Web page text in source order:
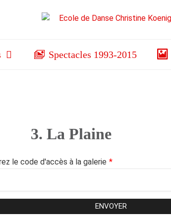
Spectacles 1993-2015
3. La Plaine
le code d'accès à la galerie *
ENVOYER